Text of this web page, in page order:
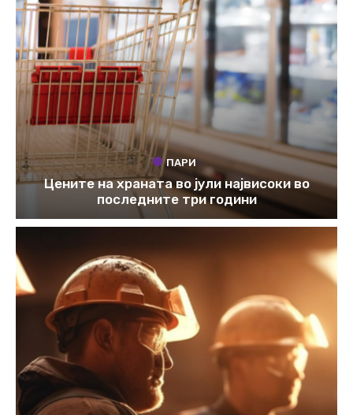
ПАРИ
Цените на храната во јули највисоки во
последните три години